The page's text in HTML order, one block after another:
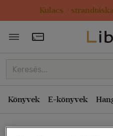
Kulacs /
Törzsvásárlói Kártya
Könyvek E-könyvek
Rendezés
Kiadás éve szerint
Ár szerint csökkenő
Eladott darabszám